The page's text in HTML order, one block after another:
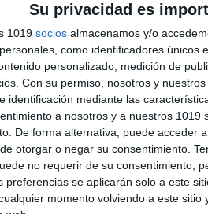
Su privacidad es
1019 socios almacenamos y/o
como identificadores únicos
personalizado, medición de
Con su permiso, nosotros y
identificación mediante las
a nosotros y a nuestros
De forma alternativa, puede acceder
otorgar o negar su consentimiento.
no requerir de su consentimiento,
preferencias se aplicarán solo a este
momento volviendo a este